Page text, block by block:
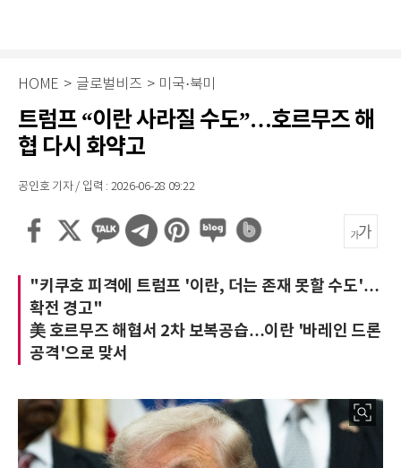
HOME > 글로벌비즈 > 미국·북미
트럼프 “이란 사라질 수도”…호르무즈 해
협 다시 화약고
공인호 기자 / 입력 : 2026-06-28 09:22
"키쿠호 피격에 트럼프 '이란, 더는 존재 못할 수도'…
확전 경고"
美 호르무즈 해협서 2차 보복공습…이란 '바레인 드론
공격'으로 맞서